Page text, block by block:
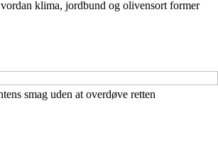
klima, jordbund og olivensort former
smag uden at overdøve retten